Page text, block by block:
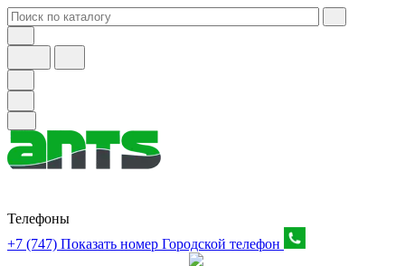
Телефоны
+7 (747) Показать номер Городской телефон